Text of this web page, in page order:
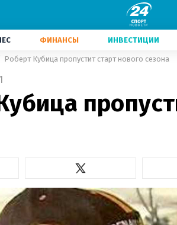
ФИНАНСЫ ИНВЕСТИЦИИ
Роберт Кубица пропустит старт нового сезона
1